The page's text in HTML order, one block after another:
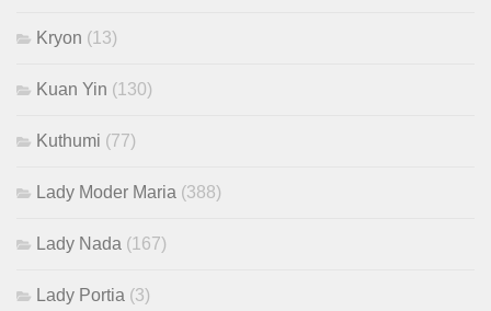
Kryon (13)
Kuan Yin (130)
Kuthumi (77)
Lady Moder Maria (388)
Lady Nada (167)
Lady Portia (3)